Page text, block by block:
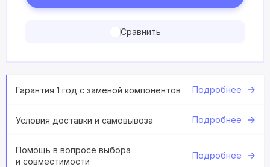
Сравнить
Гарантия 1 год с заменой компонентов Подробнее
Условия доставки и самовывоза Подробнее
Помощь в вопросе выбора
и совместимости
Подробнее